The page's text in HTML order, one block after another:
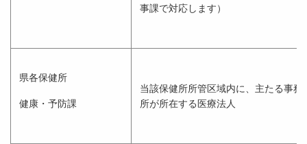
事課で対応します）
県各保健所
健康・予防課
当該保健所所管区域内に、主たる事務
所が所在する医療法人